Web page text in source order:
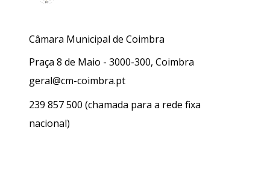
Câmara Municipal de Coimbra
Praça 8 de Maio - 3000-300, Coimbra
geral@cm-coimbra.pt
239 857 500 (chamada para a rede fixa
nacional)